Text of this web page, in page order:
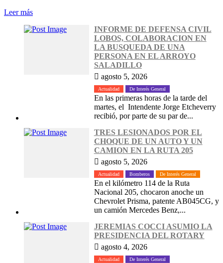
Leer más
INFORME DE DEFENSA CIVIL
LOBOS, COLABORACION EN
LA BUSQUEDA DE UNA
PERSONA EN EL ARROYO
SALADILLO
agosto 5, 2026
Actualidad De Interés General
En las primeras horas de la tarde del
martes, el Intendente Jorge Etcheverry
recibió, por parte de su par de...
TRES LESIONADOS POR EL
CHOQUE DE UN AUTO Y UN
CAMION EN LA RUTA 205
agosto 5, 2026
Actualidad Bomberos De Interés General
En el kilómetro 114 de la Ruta
Nacional 205, chocaron anoche un
Chevrolet Prisma, patente AB045CG, y
un camión Mercedes Benz,...
JEREMIAS COCCI ASUMIO LA
PRESIDENCIA DEL ROTARY
agosto 4, 2026
Actualidad De Interés General